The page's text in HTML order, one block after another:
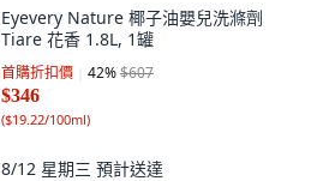
Eyevery Nature 椰子油嬰兒洗滌劑
Tiare 花香 1.8L, 1罐
首購折扣價 42%$607
$346
($19.22/100ml)
8/12 星期三 預計送達